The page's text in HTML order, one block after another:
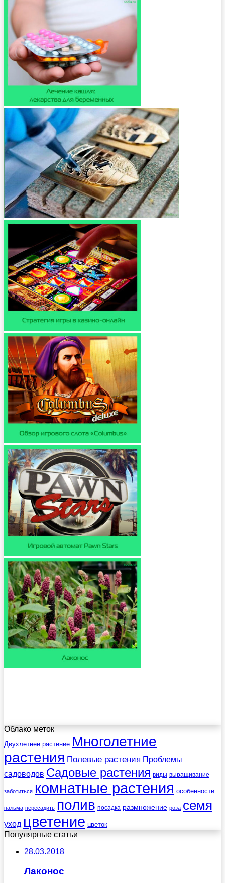
Облако меток
Двухлетнее растение Многолетние
растения Полевые растения Проблемы
садоводов Садовые растения виды выращивание
заботиться комнатные растения особенности
пальма пересадить полив посадка размножение роза семя
уход цветение цветок
Популярные статьи
28.03.2018
Лаконос